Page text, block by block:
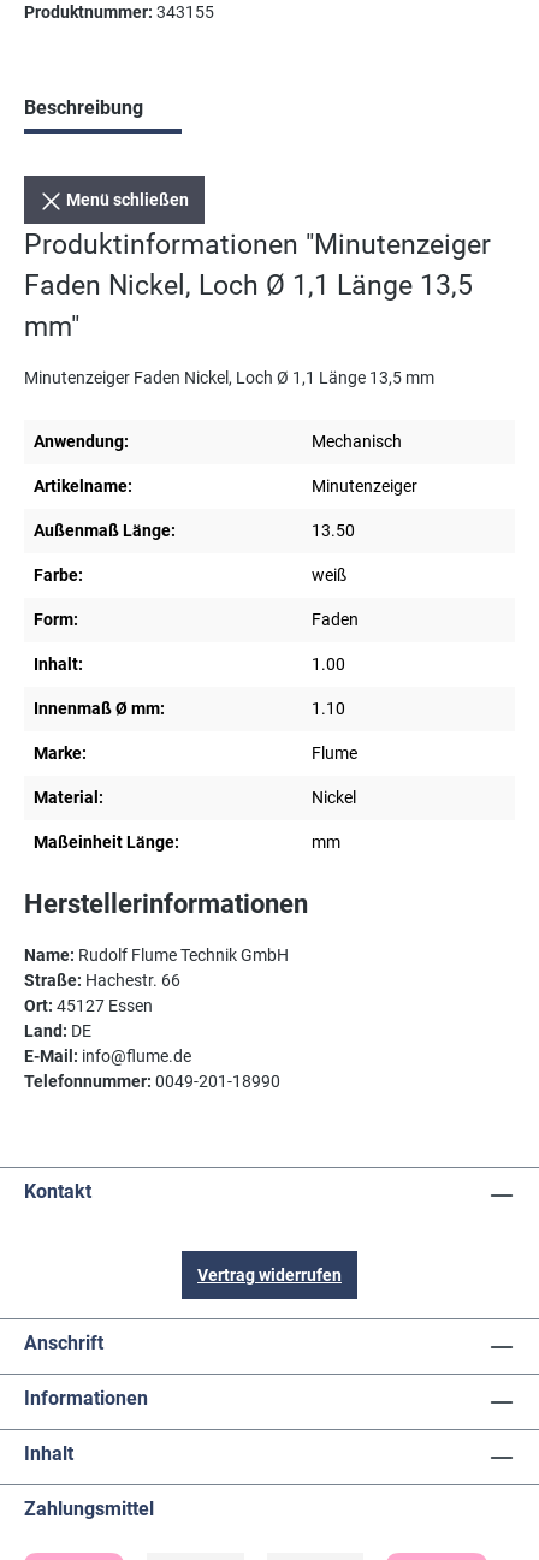
Produktnummer: 343155
Beschreibung
Menü schließen
Produktinformationen "Minutenzeiger
Faden Nickel, Loch Ø 1,1 Länge 13,5
mm"
Minutenzeiger Faden Nickel, Loch Ø 1,1 Länge 13,5 mm
Anwendung: Mechanisch
Artikelname: Minutenzeiger
Außenmaß Länge: 13.50
Farbe: weiß
Form: Faden
Inhalt: 1.00
Innenmaß Ø mm: 1.10
Marke: Flume
Material: Nickel
Maßeinheit Länge: mm
Herstellerinformationen
Name: Rudolf Flume Technik GmbH
Straße: Hachestr. 66
Ort: 45127 Essen
Land: DE
E-Mail: info@flume.de
Telefonnummer: 0049-201-18990
Kontakt
Vertrag widerrufen
Anschrift
Informationen
Inhalt
Zahlungsmittel